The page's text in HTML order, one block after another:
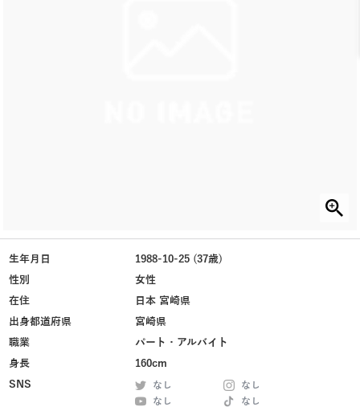
生年月日
1988-10-25 (37歳)
性別
女性
在住
日本 宮崎県
出身都道府県
宮崎県
職業
パート・アルバイト
身長
160cm
SNS
なし
なし
なし
なし